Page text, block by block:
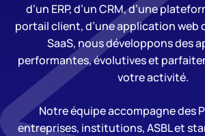
d’un ERP, d’un CRM, d’une
portail client, d’une application web
SaaS, nous développons des
performantes, évolutives et
votre activité.
Notre équipe accompagne des
entreprises, institutions, ASBL et